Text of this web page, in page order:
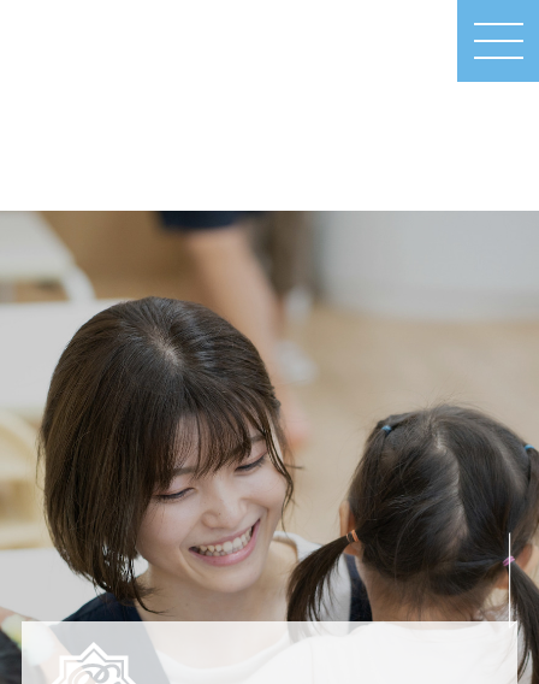
MEN
U